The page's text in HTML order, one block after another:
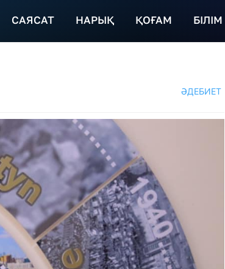
САЯСАТ НАРЫҚ ҚОҒАМ БІЛІМ
ӘДЕБИЕТ